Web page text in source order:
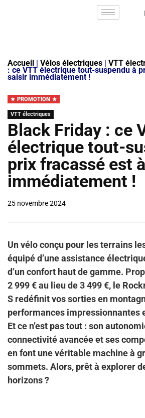
Accueil | Vélos électriques | VTT
: ce VTT électrique tout-suspendu à
saisir immédiatement !
PROMOTION
VTT électriques
Black Friday : ce
électrique tout-
prix fracassé est
immédiatement !
25 novembre 2024
Un vélo conçu pour les terrains
équipé d’une assistance
d’un confort haut de gamme.
2 999 € au lieu de 3 499 €, le
S redéfinit vos sorties en
performances impressionnantes
Et ce n’est pas tout : son
connectivité avancée et ses
en font une véritable machine à
sommets. Alors, prêt à explorer
horizons ?